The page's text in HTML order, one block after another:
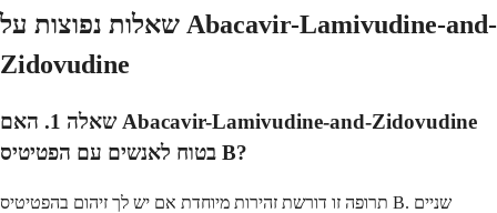
שאלות נפוצות על Abacavir-Lamivudine-and-
Zidovudine
שאלה 1. האם Abacavir-Lamivudine-and-Zidovudine
בטוח לאנשים עם הפטיטיס B?
תרופה זו דורשת זהירות מיוחדת אם יש לך זיהום בהפטיטיס B. שניים